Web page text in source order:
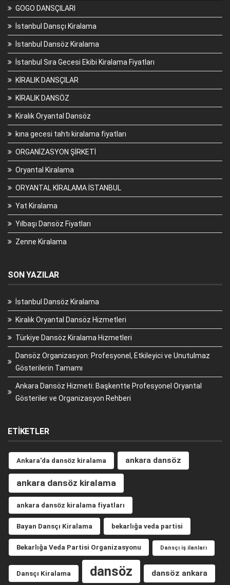
GOGO DANSÇILARI
İstanbul Dansçı Kiralama
İstanbul Dansöz Kiralama
İstanbul Sıra Gecesi Ekibi Kiralama Fiyatları
KİRALIK DANSÇILAR
KİRALIK DANSÖZ
Kiralık Oryantal Dansöz
kına gecesi tahtı kiralama fiyatları
ORGANİZASYON ŞİRKETİ
Oryantal Kiralama
ORYANTAL KİRALAMA İSTANBUL
Yat Kiralama
Yılbaşı Dansöz Fiyatları
Zenne Kiralama
SON YAZILAR
İstanbul Dansöz Kiralama
Kiralık Oryantal Dansöz Hizmetleri
Türkiye Dansöz Kiralama Hizmetleri
Dansöz Organizasyon: Profesyonel, Etkileyici ve Unutulmaz
Gösterilerin Tamamı
Ankara Dansöz Hizmeti: Başkentte Profesyonel Oryantal
Gösteriler ve Organizasyon Rehberi
ETIKETLER
Ankara'da dansöz kiralama ankara dansöz
ankara dansöz kiralama
ankara dansöz kiralama fiyatları
Bayan Dansçı Kiralama bekarlığa veda partisi
Bekarlığa Veda Partisi Organizasyonu Dansçı iş ilanları
Dansçı Kiralama dansöz dansöz ankara